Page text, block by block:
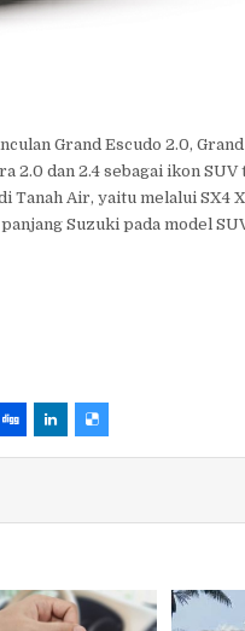
Grand Escudo 2.0,
dan 2.4 sebagai ikon SUV
Air, yaitu melalui SX4
Suzuki pada model